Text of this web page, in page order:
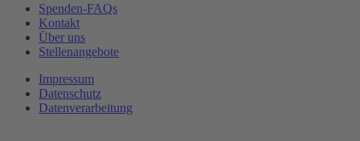
Spenden-FAQs
Kontakt
Über uns
Stellenangebote
Impressum
Datenschutz
Datenverarbeitung